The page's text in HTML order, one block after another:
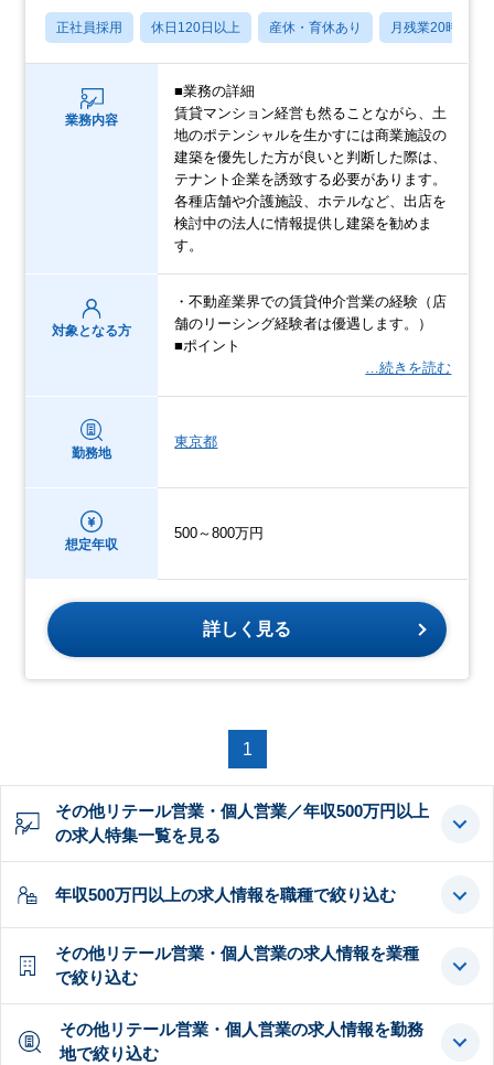
正社員採用 休日120日以上 産休・育休あり 月残業20時間以
業務内容
■業務の詳細
賃貸マンション経営も然ることながら、土
地のポテンシャルを生かすには商業施設の
建築を優先した方が良いと判断した際は、
テナント企業を誘致する必要があります。
各種店舗や介護施設、ホテルなど、出店を
検討中の法人に情報提供し建築を勧めま
す。
対象となる方
・不動産業界での賃貸仲介営業の経験（店
舗のリーシング経験者は優遇します。）
■ポイント
…続きを読む
勤務地
東京都
想定年収
500～800万円
詳しく見る
1
その他リテール営業・個人営業／年収500万円以上
の求人特集一覧を見る
年収500万円以上の求人情報を職種で絞り込む
その他リテール営業・個人営業の求人情報を業種
で絞り込む
その他リテール営業・個人営業の求人情報を勤務
地で絞り込む